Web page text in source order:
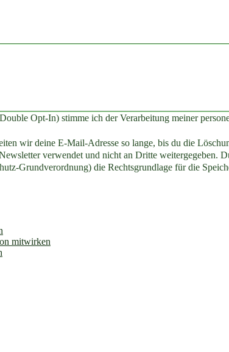
Opt-In) stimme ich der Verarbeitung meiner
wir deine E-Mail-Adresse so lange, bis du die
verwendet und nicht an Dritte
Grundverordnung) die Rechtsgrundlage für die
mitwirken